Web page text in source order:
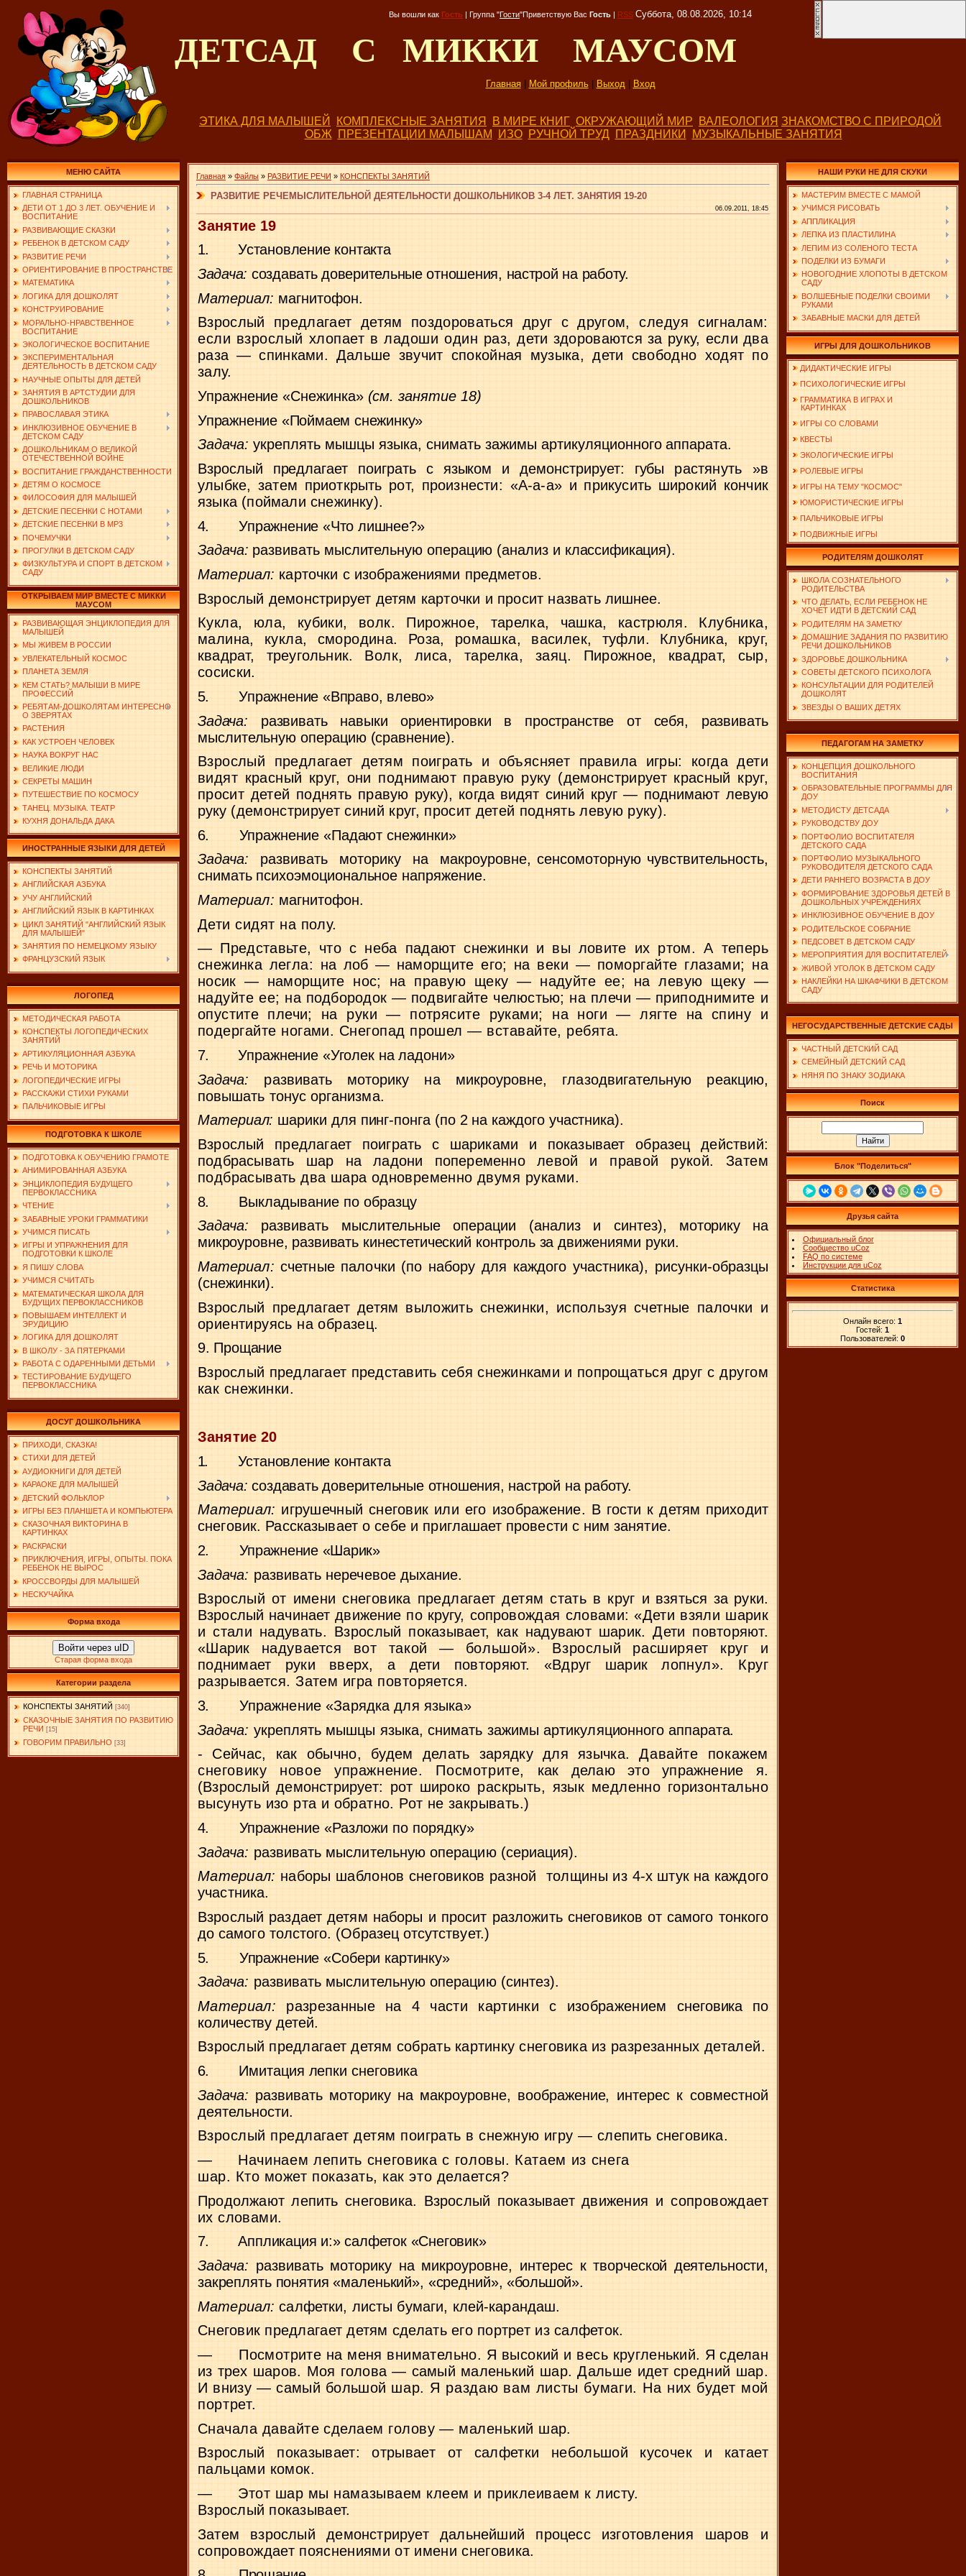
Вы вошли как Гость | Группа "Гости"Приветствую Вас Гость | RSS Суббота, 08.08.2026, 10:14
ДЕТСАД С МИККИ МАУСОМ
Главная| Мой профиль| Выход| Вход
ЭТИКА ДЛЯ МАЛЫШЕЙ КОМПЛЕКСНЫЕ ЗАНЯТИЯ В МИРЕ КНИГ ОКРУЖАЮЩИЙ МИР ВАЛЕОЛОГИЯ ЗНАКОМСТВО С ПРИРОДОЙ
ОБЖ
ПРЕЗЕНТАЦИИ МАЛЫШАМ ИЗО РУЧНОЙ ТРУД ПРАЗДНИКИ МУЗЫКАЛЬНЫЕ ЗАНЯТИЯ
МЕНЮ САЙТА
ГЛАВНАЯ СТРАНИЦА
ДЕТИ ОТ 1 ДО 3 ЛЕТ. ОБУЧЕНИЕ И
ВОСПИТАНИЕ
РАЗВИВАЮЩИЕ СКАЗКИ
РЕБЕНОК В ДЕТСКОМ САДУ
РАЗВИТИЕ РЕЧИ
ОРИЕНТИРОВАНИЕ В ПРОСТРАНСТВЕ
МАТЕМАТИКА
ЛОГИКА ДЛЯ ДОШКОЛЯТ
КОНСТРУИРОВАНИЕ
МОРАЛЬНО-НРАВСТВЕННОЕ
ВОСПИТАНИЕ
ЭКОЛОГИЧЕСКОЕ ВОСПИТАНИЕ
ЭКСПЕРИМЕНТАЛЬНАЯ
ДЕЯТЕЛЬНОСТЬ В ДЕТСКОМ САДУ
НАУЧНЫЕ ОПЫТЫ ДЛЯ ДЕТЕЙ
ЗАНЯТИЯ В АРТСТУДИИ ДЛЯ
ДОШКОЛЬНИКОВ
ПРАВОСЛАВАЯ ЭТИКА
ИНКЛЮЗИВНОЕ ОБУЧЕНИЕ В
ДЕТСКОМ САДУ
ДОШКОЛЬНИКАМ О ВЕЛИКОЙ
ОТЕЧЕСТВЕННОЙ ВОЙНЕ
ВОСПИТАНИЕ ГРАЖДАНСТВЕННОСТИ
ДЕТЯМ О КОСМОСЕ
ФИЛОСОФИЯ ДЛЯ МАЛЫШЕЙ
ДЕТСКИЕ ПЕСЕНКИ С НОТАМИ
ДЕТСКИЕ ПЕСЕНКИ В MP3
ПОЧЕМУЧКИ
ПРОГУЛКИ В ДЕТСКОМ САДУ
ФИЗКУЛЬТУРА И СПОРТ В ДЕТСКОМ
САДУ
ОТКРЫВАЕМ МИР ВМЕСТЕ С МИККИ
МАУСОМ
РАЗВИВАЮЩАЯ ЭНЦИКЛОПЕДИЯ ДЛЯ
МАЛЫШЕЙ
МЫ ЖИВЕМ В РОССИИ
УВЛЕКАТЕЛЬНЫЙ КОСМОС
ПЛАНЕТА ЗЕМЛЯ
КЕМ СТАТЬ? МАЛЫШИ В МИРЕ
ПРОФЕССИЙ
РЕБЯТАМ-ДОШКОЛЯТАМ ИНТЕРЕСНО
О ЗВЕРЯТАХ
РАСТЕНИЯ
КАК УСТРОЕН ЧЕЛОВЕК
НАУКА ВОКРУГ НАС
ВЕЛИКИЕ ЛЮДИ
СЕКРЕТЫ МАШИН
ПУТЕШЕСТВИЕ ПО КОСМОСУ
ТАНЕЦ. МУЗЫКА. ТЕАТР
КУХНЯ ДОНАЛЬДА ДАКА
ИНОСТРАННЫЕ ЯЗЫКИ ДЛЯ ДЕТЕЙ
КОНСПЕКТЫ ЗАНЯТИЙ
АНГЛИЙСКАЯ АЗБУКА
УЧУ АНГЛИЙСКИЙ
АНГЛИЙСКИЙ ЯЗЫК В КАРТИНКАХ
ЦИКЛ ЗАНЯТИЙ "АНГЛИЙСКИЙ ЯЗЫК
ДЛЯ МАЛЫШЕЙ"
ЗАНЯТИЯ ПО НЕМЕЦКОМУ ЯЗЫКУ
ФРАНЦУЗСКИЙ ЯЗЫК
ЛОГОПЕД
МЕТОДИЧЕСКАЯ РАБОТА
КОНСПЕКТЫ ЛОГОПЕДИЧЕСКИХ
ЗАНЯТИЙ
АРТИКУЛЯЦИОННАЯ АЗБУКА
РЕЧЬ И МОТОРИКА
ЛОГОПЕДИЧЕСКИЕ ИГРЫ
РАССКАЖИ СТИХИ РУКАМИ
ПАЛЬЧИКОВЫЕ ИГРЫ
ПОДГОТОВКА К ШКОЛЕ
ПОДГОТОВКА К ОБУЧЕНИЮ ГРАМОТЕ
АНИМИРОВАННАЯ АЗБУКА
ЭНЦИКЛОПЕДИЯ БУДУЩЕГО
ПЕРВОКЛАССНИКА
ЧТЕНИЕ
ЗАБАВНЫЕ УРОКИ ГРАММАТИКИ
УЧИМСЯ ПИСАТЬ
ИГРЫ И УПРАЖНЕНИЯ ДЛЯ
ПОДГОТОВКИ К ШКОЛЕ
Я ПИШУ СЛОВА
УЧИМСЯ СЧИТАТЬ
МАТЕМАТИЧЕСКАЯ ШКОЛА ДЛЯ
БУДУЩИХ ПЕРВОКЛАССНИКОВ
ПОВЫШАЕМ ИНТЕЛЛЕКТ И
ЭРУДИЦИЮ
ЛОГИКА ДЛЯ ДОШКОЛЯТ
В ШКОЛУ - ЗА ПЯТЕРКАМИ
РАБОТА С ОДАРЕННЫМИ ДЕТЬМИ
ТЕСТИРОВАНИЕ БУДУЩЕГО
ПЕРВОКЛАССНИКА
ДОСУГ ДОШКОЛЬНИКА
ПРИХОДИ, СКАЗКА!
СТИХИ ДЛЯ ДЕТЕЙ
АУДИОКНИГИ ДЛЯ ДЕТЕЙ
КАРАОКЕ ДЛЯ МАЛЫШЕЙ
ДЕТСКИЙ ФОЛЬКЛОР
ИГРЫ БЕЗ ПЛАНШЕТА И КОМПЬЮТЕРА
СКАЗОЧНАЯ ВИКТОРИНА В
КАРТИНКАХ
РАСКРАСКИ
ПРИКЛЮЧЕНИЯ, ИГРЫ, ОПЫТЫ. ПОКА
РЕБЕНОК НЕ ВЫРОС
КРОССВОРДЫ ДЛЯ МАЛЫШЕЙ
НЕСКУЧАЙКА
Форма входа
Войти через uID
Старая форма входа
Категории раздела
КОНСПЕКТЫ ЗАНЯТИЙ [340]
СКАЗОЧНЫЕ ЗАНЯТИЯ ПО РАЗВИТИЮ
РЕЧИ [15]
ГОВОРИМ ПРАВИЛЬНО [33]
Главная » Файлы » РАЗВИТИЕ РЕЧИ » КОНСПЕКТЫ ЗАНЯТИЙ
РАЗВИТИЕ РЕЧЕМЫСЛИТЕЛЬНОЙ ДЕЯТЕЛЬНОСТИ ДОШКОЛЬНИКОВ 3-4 ЛЕТ. ЗАНЯТИЯ 19-20
06.09.2011, 18:45
Занятие 19
1.
Установление контакта
Задача: создавать доверительные отношения, настрой на работу.
Материал: магнитофон.
Взрослый предлагает детям поздороваться друг с другом,следуя сигналам:
если взрослый хлопает в ладоши один раз,дети здороваются за руку, если два
раза — спинками. Дальше звучит спокойная музыка, дети свободно ходят по
залу.
Упражнение «Снежинка» (см. занятие 18)
Упражнение «Поймаем снежинку»
Задача: укреплять мышцы языка, снимать зажимы артикуля­ционного аппарата.
Взрослый предлагает поиграть с языком и демонстрирует: губы растянуть »в
улыбке, затем приоткрыть рот, произнести: «А-а-а» и прикусить широкий кончик
языка (поймали снежинку).
4.
Упражнение «Что лишнее?»
Задача: развивать мыслительную операцию (анализ и класси­фикация).
Материал: карточки с изображениями предметов.
Взрослый демонстрирует детям карточки и просит назвать лишнее.
Кукла, юла, кубики, волк. Пирожное, тарелка, чашка, кастрюля. Клубника,
малина, кукла, смородина. Роза, ромашка, василек, туфли. Клубника, круг,
квадрат, треугольник. Волк, лиса, тарелка, заяц. Пирожное, квадрат, сыр,
сосиски.
5.
Упражнение «Вправо, влево»
Задача: развивать навыки ориентировки в пространстве от себя, развивать
мыслительную операцию (сравнение).
Взрослый предлагает детям поиграть и объясняет правила игры: когда дети
видят красный круг, они поднимают правую руку (демонстрирует красный круг,
просит детей поднять пра­вую руку), когда видят синий круг — поднимают левую
руку (демонстрирует синий круг, просит детей поднять левую руку).
6.
Упражнение «Падают снежинки»
Задача:
развивать моторику на макроуровне, сенсомоторную чувствительность,
снимать психоэмоциональное напряжение.
Материал: магнитофон.
Дети сидят на полу.
— Представьте, что с неба падают снежинки и вы ловите их ртом. А теперь
снежинка легла: на лоб — наморщите его; на веки — поморгайте глазами; на
носик — наморщите нос; на правую щеку — надуйте ее; на левую щеку —
надуйте ее; на подбородок — подвигайте челюстью; на плечи — приподнимите и
опустите плечи; на руки — потрясите руками; на ноги — лягте на спину и
подергайте ногами. Снегопад прошел — вставайте, ребята.
7.
Упражнение «Уголек на ладони»
Задача: развивать моторику на микроуровне, глазодвигатель­ную реакцию,
повышать тонус организма.
Материал: шарики для пинг-понга (по 2 на каждого участника).
Взрослый предлагает поиграть с шариками и показывает об­разец действий:
подбрасывать шар на ладони попеременно левой и правой рукой. Затем
подбрасывать два шара одновременно двумя руками.
8.
Выкладывание по образцу
Задача: развивать мыслительные операции (анализ и синтез), моторику на
микроуровне, развивать кинестетический контроль задвижениями руки.
Материал:счетные палочки (по набору для каждого участни­ка), рисунки-образцы
(снежинки).
Взрослый предлагает детям выложить снежинки, используя счетные палочки и
ориентируясь на образец.
9. Прощание
Взрослый предлагает представить себя снежинками и попро­щаться друг с другом
как снежинки.
Занятие 20
1.
Установление контакта
Задача:создавать доверительные отношения, настрой на работу.
Материал: игрушечный снеговик или его изображение. В гости к детям приходит
снеговик. Рассказывает о себе и при­глашает провести с ним занятие.
2.
Упражнение «Шарик»
Задача: развивать неречевое дыхание.
Взрослый от имени снеговика предлагает детям стать в круг и взяться за руки.
Взрослый начинает движение по кругу, сопро­вождая словами: «Дети взяли шарик
и стали надувать. Взрос­лый показывает, как надувают шарик. Дети повторяют.
«Шарик надувается вот такой — большой». Взрослый расширяет круг и
поднимает руки вверх, а дети повторяют. «Вдруг шарик лоп­нул». Круг
разрывается. Затем игра повторяется.
3.
Упражнение «Зарядка для языка»
Задача: укреплять мышцы языка, снимать зажимы артикуля­ционного аппарата.
- Сейчас, как обычно, будем делать зарядку для язычка.Давайте покажем
снеговику новое упражнение. Посмотрите, как делаю это упражнение я.
(Взрослый демонстрирует: рот ши­роко раскрыть, язык медленно горизонтально
высунуть изо рта и обратно. Рот не закрывать.)
4.
Упражнение «Разложи по порядку»
Задача: развивать мыслительную операцию (сериация).
Материал: наборы шаблонов снеговиков разной толщины из 4-х штук на каждого
участника.
Взрослый раздает детям наборы и просит разложить снегови­ков от самого тонкого
до самого толстого. (Образец отсутствует.)
5.
Упражнение «Собери картинку»
Задача: развивать мыслительную операцию (синтез).
Материал: разрезанные на 4 части картинки с изображением снеговика по
количеству детей.
Взрослый предлагает детям собрать картинку снеговика из разрезанных деталей.
6.
Имитация лепки снеговика
Задача: развивать моторику на макроуровне, воображение, ин­терес к совместной
деятельности.
Взрослый предлагает детям поиграть в снежную игру —слепить снеговика.
—
Начинаем лепить снеговика с головы. Катаем из снега
шар. Кто может показать, как это делается?
Продолжают лепить снеговика. Взрослый показывает движе­ния и сопровождает
их словами.
7.
Аппликация и:» салфеток «Снеговик»
Задача: развивать моторику на микроуровне, интерес к твор­ческой деятельности,
закреплять понятия «маленький», «средний»,«большой».
Материал:салфетки, листы бумаги, клей-карандаш.
Снеговик предлагает детям сделать его портрет из салфеток.
—
Посмотрите на меня внимательно. Я высокий и весь кругленький. Я сделан
из трех шаров. Моя голова — самый маленький шар. Дальше идет средний шар.
И внизу — самый большой шар. Я раздаю вам листы бумаги. На них будет мой
портрет.
Сначала давайте сделаем голову — маленький шар.
Взрослый показывает: отрывает от салфетки небольшой ку­сочек и катает
пальцами комок.
—
Этот шар мы намазываем клеем и приклеиваем к листу.
Взрослый показывает.
Затем взрослый демонстрирует дальнейший процесс изготов­ления шаров и
сопровождает пояснениями от имени снеговика.
НАШИ РУКИ НЕ ДЛЯ СКУКИ
МАСТЕРИМ ВМЕСТЕ С МАМОЙ
УЧИМСЯ РИСОВАТЬ
АППЛИКАЦИЯ
ЛЕПКА ИЗ ПЛАСТИЛИНА
ЛЕПИМ ИЗ СОЛЕНОГО ТЕСТА
ПОДЕЛКИ ИЗ БУМАГИ
НОВОГОДНИЕ ХЛОПОТЫ В ДЕТСКОМ
САДУ
ВОЛШЕБНЫЕ ПОДЕЛКИ СВОИМИ
РУКАМИ
ЗАБАВНЫЕ МАСКИ ДЛЯ ДЕТЕЙ
ИГРЫ ДЛЯ ДОШКОЛЬНИКОВ
ДИДАКТИЧЕСКИЕ ИГРЫ
ПСИХОЛОГИЧЕСКИЕ ИГРЫ
ГРАММАТИКА В ИГРАХ И
КАРТИНКАХ
ИГРЫ СО СЛОВАМИ
КВЕСТЫ
ЭКОЛОГИЧЕСКИЕ ИГРЫ
РОЛЕВЫЕ ИГРЫ
ИГРЫ НА ТЕМУ "КОСМОС"
ЮМОРИСТИЧЕСКИЕ ИГРЫ
ПАЛЬЧИКОВЫЕ ИГРЫ
ПОДВИЖНЫЕ ИГРЫ
РОДИТЕЛЯМ ДОШКОЛЯТ
ШКОЛА СОЗНАТЕЛЬНОГО
РОДИТЕЛЬСТВА
ЧТО ДЕЛАТЬ, ЕСЛИ РЕБЕНОК НЕ
ХОЧЕТ ИДТИ В ДЕТСКИЙ САД
РОДИТЕЛЯМ НА ЗАМЕТКУ
ДОМАШНИЕ ЗАДАНИЯ ПО РАЗВИТИЮ
РЕЧИ ДОШКОЛЬНИКОВ
ЗДОРОВЬЕ ДОШКОЛЬНИКА
СОВЕТЫ ДЕТСКОГО ПСИХОЛОГА
КОНСУЛЬТАЦИИ ДЛЯ РОДИТЕЛЕЙ
ДОШКОЛЯТ
ЗВЕЗДЫ О ВАШИХ ДЕТЯХ
ПЕДАГОГАМ НА ЗАМЕТКУ
КОНЦЕПЦИЯ ДОШКОЛЬНОГО
ВОСПИТАНИЯ
ОБРАЗОВАТЕЛЬНЫЕ ПРОГРАММЫ ДЛЯ
ДОУ
МЕТОДИСТУ ДЕТСАДА
РУКОВОДСТВУ ДОУ
ПОРТФОЛИО ВОСПИТАТЕЛЯ
ДЕТСКОГО САДА
ПОРТФОЛИО МУЗЫКАЛЬНОГО
РУКОВОДИТЕЛЯ ДЕТСКОГО САДА
ДЕТИ РАННЕГО ВОЗРАСТА В ДОУ
ФОРМИРОВАНИЕ ЗДОРОВЬЯ ДЕТЕЙ В
ДОШКОЛЬНЫХ УЧРЕЖДЕНИЯХ
ИНКЛЮЗИВНОЕ ОБУЧЕНИЕ В ДОУ
РОДИТЕЛЬСКОЕ СОБРАНИЕ
ПЕДСОВЕТ В ДЕТСКОМ САДУ
МЕРОПРИЯТИЯ ДЛЯ ВОСПИТАТЕЛЕЙ
ЖИВОЙ УГОЛОК В ДЕТСКОМ САДУ
НАКЛЕЙКИ НА ШКАФЧИКИ В ДЕТСКОМ
САДУ
НЕГОСУДАРСТВЕННЫЕ ДЕТСКИЕ САДЫ
ЧАСТНЫЙ ДЕТСКИЙ САД
СЕМЕЙНЫЙ ДЕТСКИЙ САД
НЯНЯ ПО ЗНАКУ ЗОДИАКА
Поиск
Блок "Поделиться"
Друзья сайта
Официальный блог
Сообщество uCoz
FAQ по системе
Инструкции для uCoz
Статистика
Онлайн всего: 1
Гостей: 1
Пользователей: 0